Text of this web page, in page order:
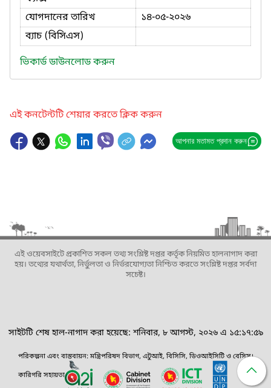
যোগদানের তারিখ
১৪-০৫-২০২৬
ব্যাচ (বিসিএস)
ভিকার্ড ডাউনলোড করুন
এই কনটেন্টটি শেয়ার করতে ক্লিক করুন
আপনার মতামত প্রদান করুন
এই ওয়েবসাইটে প্রকাশিত সকল তথ্য সংশ্লিষ্ট দপ্তর কর্তৃক নিয়মিত হালনাগাদ করা
হয়। তথ্যের যথার্থতা, নির্ভুলতা ও নির্ভরযোগ্যতা নিশ্চিত করতে সংশ্লিষ্ট দপ্তর সর্বদা
সচেষ্ট।
সাইটটি শেষ হাল-নাগাদ করা হয়েছে: শনিবার, ৮ আগস্ট, ২০২৬ এ ১৫:১৭:৫৯
পরিকল্পনা এবং বাস্তবায়ন: মন্ত্রিপরিষদ বিভাগ, এটুআই, বিসিসি, ডিওআইসিটি ও বেসিস।
কারিগরি সহায়তা